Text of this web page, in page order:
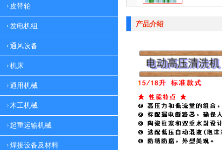
皮带轮
发电机组
通风设备
机床
通用机械
木工机械
起重运输机械
焊接设备及材料
产品介绍